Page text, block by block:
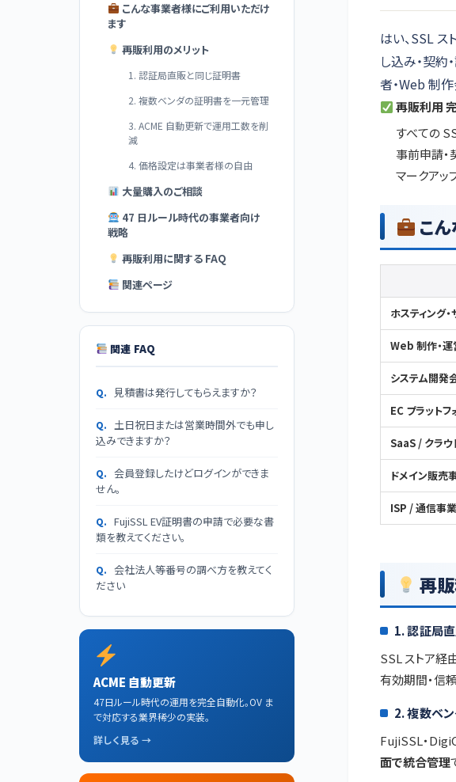
こんな事業者様にご利用いただけ
ます
再販利用のメリット
1. 認証局直販と同じ証明書
2. 複数ベンダの証明書を一元管理
3. ACME 自動更新で運用工数を削
減
4. 価格設定は事業者様の自由
大量購入のご相談
47 日ルール時代の事業者向け
戦略
再販利用に関する FAQ
関連ページ
関連 FAQ
見積書は発行してもらえますか？
土日祝日または営業時間外でも申し
込みできますか？
会員登録したけどログインができま
せん。
FujiSSL EV証明書の申請で必要な書
類を教えてください。
会社法人等番号の調べ方を教えてく
ださい
ACME 自動更新
47日ルール時代の運用を完全自動化。OV ま
で対応する業界稀少の実装。
詳しく見る →
はい、SSL
し込み・契約
者・Web 制
再販利用
すべての
事前申請・
マークアッ
こ
ホスティング
Web 制作・
システム開発
EC プラット
SaaS / クラウ
ドメイン販売
ISP / 通信事
再
1. 認証局
SSL ストア経
有効期間・信
2. 複数ベ
FujiSSL・
面で統合管理